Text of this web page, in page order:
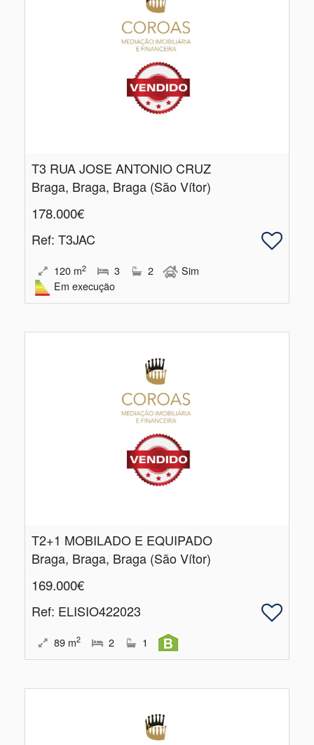
T3 RUA JOSE ANTONIO CRUZ
Braga, Braga, Braga (São Vítor)
178.000€
Ref: T3JAC
120 m2 3 2
Sim
Em execução
T2+1 MOBILADO E EQUIPADO
Braga, Braga, Braga (São Vítor)
169.000€
Ref: ELISIO422023
89 m2 2 1